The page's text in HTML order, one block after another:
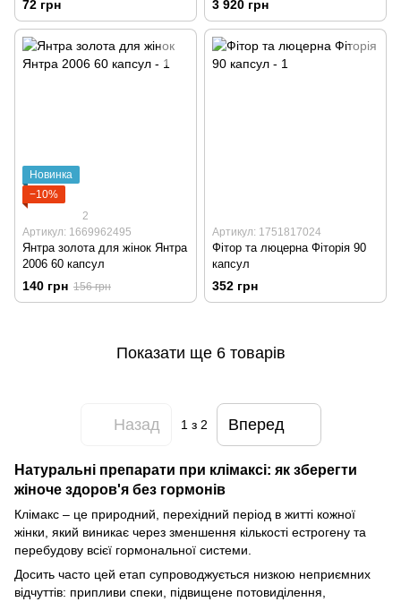
72 грн 3 920 грн
Новинка
−10%
2
Артикул: 1669962495
Янтра золота для жінок Янтра
2006 60 капсул
140 грн 156 грн
Артикул: 1751817024
Фітор та люцерна Фіторія 90
капсул
352 грн
Показати ще 6 товарів
Назад 1з 2 Вперед
Натуральні препарати при клімаксі: як зберегти
жіноче здоров'я без гормонів
Клімакс – це природний, перехідний період в житті кожної
жінки, який виникає через зменшення кількості естрогену та
перебудову всієї гормональної системи.
Досить часто цей етап супроводжується низкою неприємних
відчуттів: припливи спеки, підвищене потовиділення,